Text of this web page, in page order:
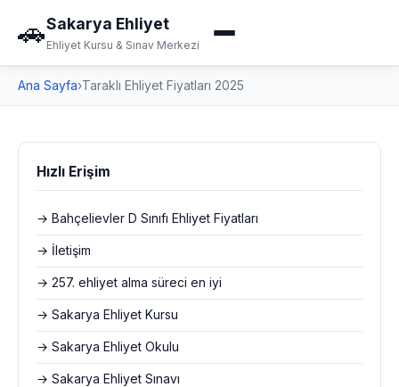
🚗Sakarya Ehliyet
Ehliyet Kursu & Sınav Merkezi
Ana Sayfa›Taraklı Ehliyet Fiyatları 2025
Hızlı Erişim
→ Bahçelievler D Sınıfı Ehliyet Fiyatları
→ İletişim
→ 257. ehliyet alma süreci en iyi
→ Sakarya Ehliyet Kursu
→ Sakarya Ehliyet Okulu
→ Sakarya Ehliyet Sınavı